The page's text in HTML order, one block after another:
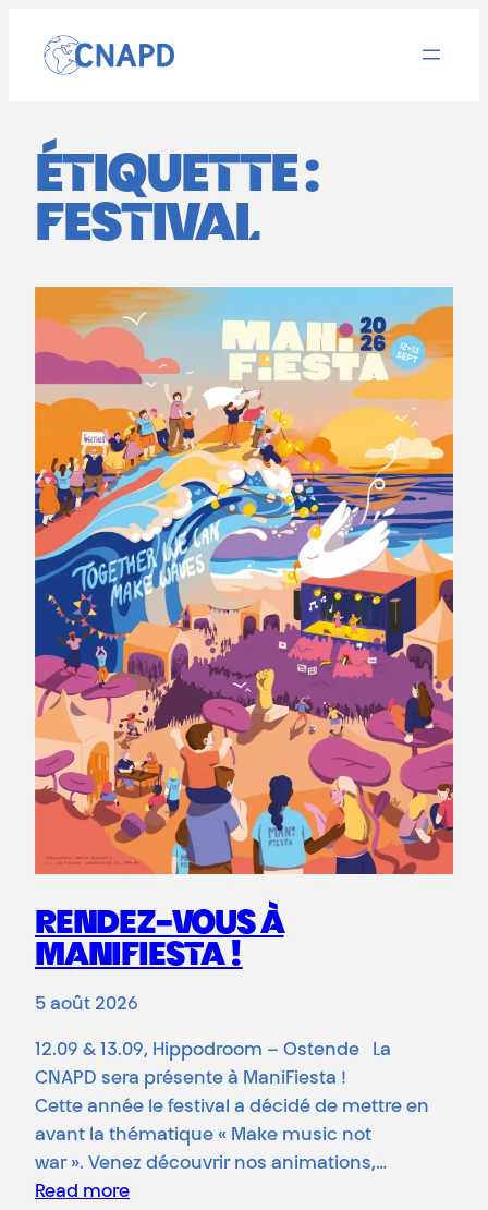
contenu
ÉTIQUETTE :
FESTIVAL
RENDEZ-VOUS À
MANIFIESTA !
5 août 2026
12.09 & 13.09, Hippodroom – Ostende La
CNAPD sera présente à ManiFiesta !
Cette année le festival a décidé de mettre en
avant la thématique « Make music not
war ». Venez découvrir nos animations,…
Read more